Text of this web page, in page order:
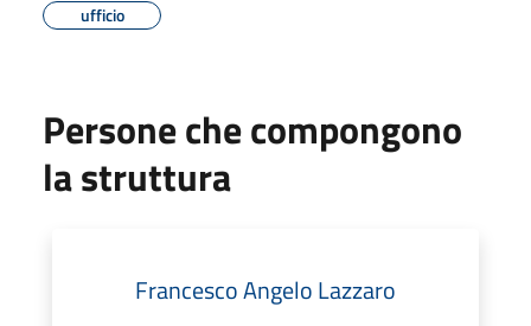
ufficio
Persone che compongono
la struttura
Francesco Angelo Lazzaro